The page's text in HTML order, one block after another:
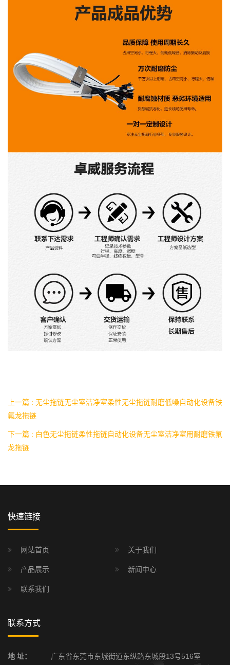
上一篇 : 无尘拖链无尘室洁净室柔性无尘拖链耐磨低噪自动化设备铁
氟龙拖链
下一篇 : 白色无尘拖链柔性拖链自动化设备无尘室洁净室用耐磨铁氟
龙拖链
快速链接
网站首页 关于我们
产品展示 新闻中心
联系我们
联系方式
地 址： 广东省东莞市东城街道东纵路东城段13号516室